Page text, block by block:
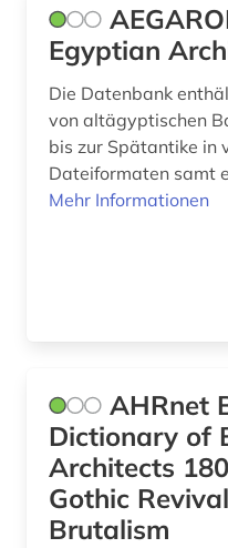
betonbau (1)
bgvr (1)
bibliografie (5)
bildarchiv (1)
bilddatenbank (7)
bildnis (1)
bildträger (1)
Suedasien (1)
Tuerkei (1)
USA (4)
Egyptian
Die Datenbank
von altägyptischen
bis zur Spätantike in
Dateiformaten samt
Mehr Informationen
AHRnet
Dictionary of
Architects
Gothic
Brutalism